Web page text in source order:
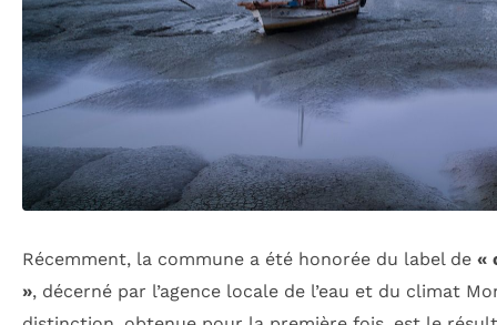
Récemment, la commune a été honorée du label de «
», décerné par l’agence locale de l’eau et du climat